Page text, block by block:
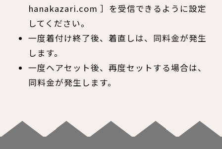
hanakazari.com ］を受信できるように設定
してください。
一度着付け終了後、着直しは、同料金が発生
します。
一度ヘアセット後、再度セットする場合は、
同料金が発生します。